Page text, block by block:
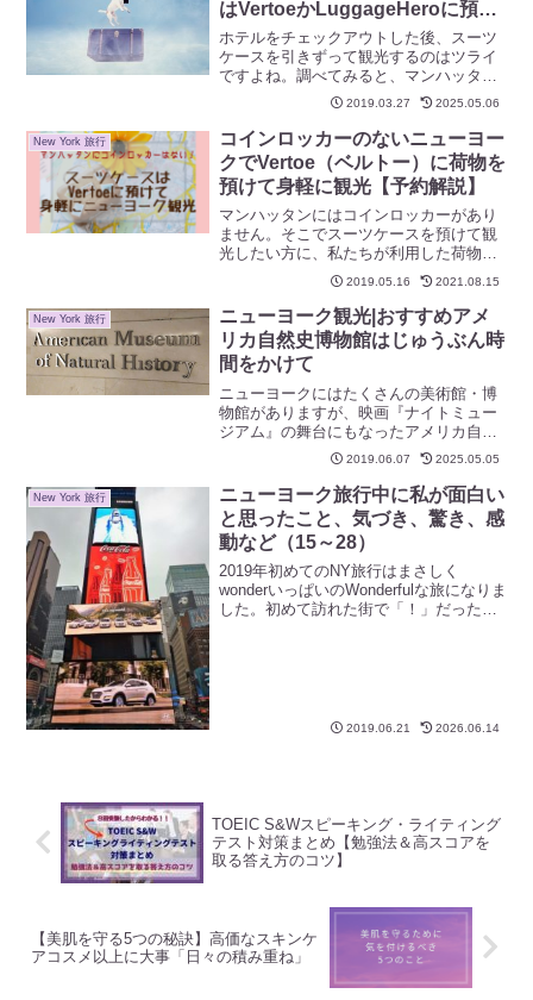
はVertoeかLuggageHeroに預け
て身軽に観光
ホテルをチェックアウトした後、スーツ
ケースを引きずって観光するのはツライ
ですよね。調べてみると、マンハッタン
にはコインロッカー程度の料金で預かっ
てくれるところがありました。地図を見
ながら都合の良い場所を探せます。1時間
$1や1日$5.95とリーズナブル。私は
vertoeで予約完了しました！
2019.03.27 2025.05.06
New York 旅行
コインロッカーのないニューヨー
クでVertoe（ベルトー）に荷物を
預けて身軽に観光【予約解説】
マンハッタンにはコインロッカーがあり
ません。そこでスーツケースを預けて観
光したい方に、私たちが利用した荷物預
りサービスVertoe（ベルトー）をご紹介
します。見どころ満載のNY、時間を有効
利用して身軽に観光しましょう。初回利
用5%オフクーポンもありますよ。
2019.05.16 2021.08.15
New York 旅行
ニューヨーク観光|おすすめアメ
リカ自然史博物館はじゅうぶん時
間をかけて
ニューヨークにはたくさんの美術館・博
物館がありますが、映画『ナイトミュー
ジアム』の舞台にもなったアメリカ自然
史博物館は、動物や恐竜、宇宙が好きな
方は必見です！スケジュールを組む時
は、できるだけ時間を取るようにしまし
ょう。CITY PASSやニューヨークパスに
も含まれていて、パスがあると並ばず入
れます。
2019.06.07 2025.05.05
New York 旅行
ニューヨーク旅行中に私が面白い
と思ったこと、気づき、驚き、感
動など（15～28）
2019年初めてのNY旅行はまさしく
wonderいっぱいのWonderfulな旅になりま
した。初めて訪れた街で「！」だったこ
2019.06.21 2026.06.14
TOEIC S&Wスピーキング・ライティング
テスト対策まとめ【勉強法＆高スコアを
取る答え方のコツ】
【美肌を守る5つの秘訣】高価なスキンケ
アコスメ以上に大事「日々の積み重ね」